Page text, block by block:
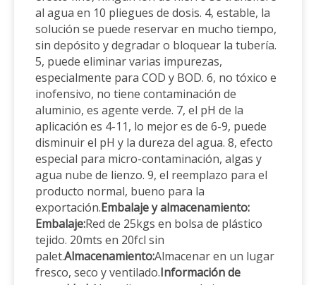
al agua en 10 pliegues de dosis. 4, estable, la
solución se puede reservar en mucho tiempo,
sin depósito y degradar o bloquear la tubería.
5, puede eliminar varias impurezas,
especialmente para COD y BOD. 6, no tóxico e
inofensivo, no tiene contaminación de
aluminio, es agente verde. 7, el pH de la
aplicación es 4-11, lo mejor es de 6-9, puede
disminuir el pH y la dureza del agua. 8, efecto
especial para micro-contaminación, algas y
agua nube de lienzo. 9, el reemplazo para el
producto normal, bueno para la
exportación.Embalaje y almacenamiento:
Embalaje:Red de 25kgs en bolsa de plástico
tejido. 20mts en 20fcl sin
palet.Almacenamiento:Almacenar en un lugar
fresco, seco y ventilado.Información de